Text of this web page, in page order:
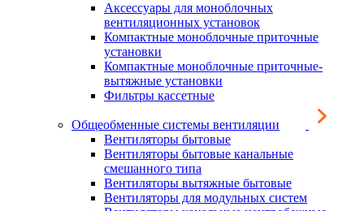
Аксессуары для моноблочных
вентиляционных установок
Компактные моноблочные приточные
установки
Компактные моноблочные приточные-
вытяжные установки
Фильтры кассетные
Общеобменные системы вентиляции
Вентиляторы бытовые
Вентиляторы бытовые канальные
смешанного типа
Вентиляторы вытяжные бытовые
Вентиляторы для модульных систем